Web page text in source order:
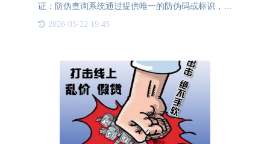
证：防伪查询系统通过提供唯一的防伪码或标识，消
到假冒伪劣产品，保护消费者的权益。3、品牌形象
2026-05-22 19:45